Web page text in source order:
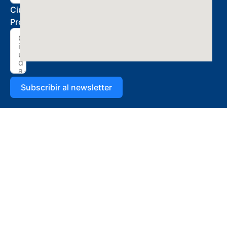
Ciudad de
Procedencia
Subscribir al newsletter